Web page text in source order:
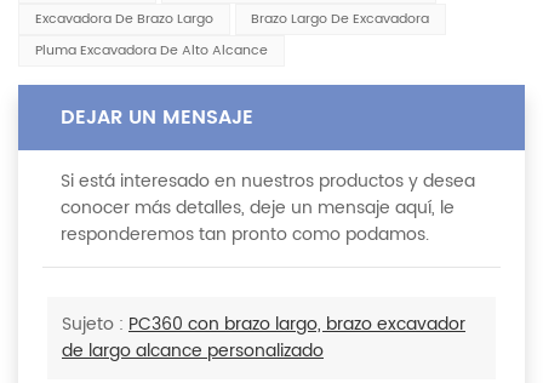
Excavadora De Brazo Largo
Brazo Largo De Excavadora
Pluma Excavadora De Alto Alcance
DEJAR UN MENSAJE
Si está interesado en nuestros productos y desea
conocer más detalles, deje un mensaje aquí, le
responderemos tan pronto como podamos.
Sujeto : PC360 con brazo largo, brazo excavador
de largo alcance personalizado